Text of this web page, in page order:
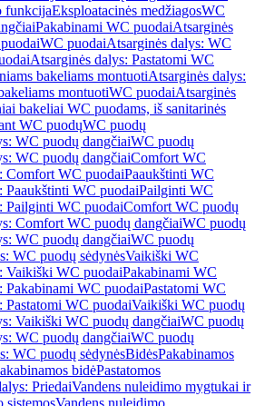
funkcijaEksploatacinės medžiagosWC
Pakabinami WC puodaiAtsarginės
WC puodaiAtsarginės dalys: WC
Atsarginės dalys: Pastatomi WC
bakeliams montuotiAtsarginės dalys:
montuotiWC puodaiAtsarginės
bakeliai WC puodams, iš sanitarinės
WC puodųWC puodų
WC puodų dangčiaiWC puodų
WC puodų dangčiaiComfort WC
Comfort WC puodaiPaaukštinti WC
Paaukštinti WC puodaiPailginti WC
Pailginti WC puodaiComfort WC puodų
Comfort WC puodų dangčiaiWC puodų
WC puodų dangčiaiWC puodų
WC puodų sėdynėsVaikiški WC
Vaikiški WC puodaiPakabinami WC
Pakabinami WC puodaiPastatomi WC
Pastatomi WC puodaiVaikiški WC puodų
Vaikiški WC puodų dangčiaiWC puodų
WC puodų dangčiaiWC puodų
WC puodų sėdynėsBidėsPakabinamos
bidėPastatomos
PriedaiVandens nuleidimo mygtukai ir
sistemosVandens nuleidimo